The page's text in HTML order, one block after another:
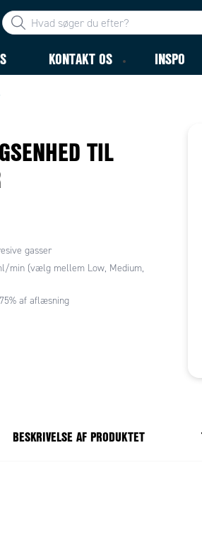
KONTAKT OS INSPO
TIL
gasser
min (vælg mellem Low, Medium,
af aflæsning
BESKRIVELSE AF PRODUKTET